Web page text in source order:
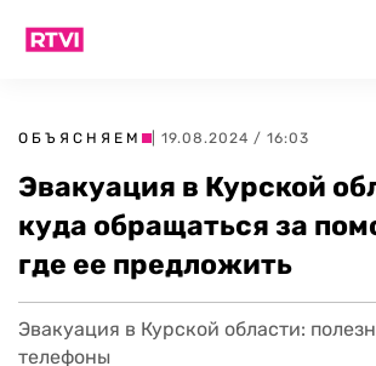
ОБЪЯСНЯЕМ | 19.08.2024 / 16:03
Эвакуация в Курской
куда обращаться за
где ее предложить
Эвакуация в Курской области:
телефоны